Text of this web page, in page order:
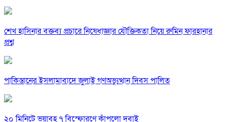
শেখ হাসিনার বক্তব্য প্রচারে নিষেধাজ্ঞার যৌক্তিকতা নিয়ে রুমিন ফারহানার
প্রশ্ন
পাকিস্তানের ইসলামাবাদে জুলাই গণঅভ্যুত্থান দিবস পালিত
২০ মিনিটে ভয়াবহ ৭ বিস্ফোরণে কাঁপলো দুবাই